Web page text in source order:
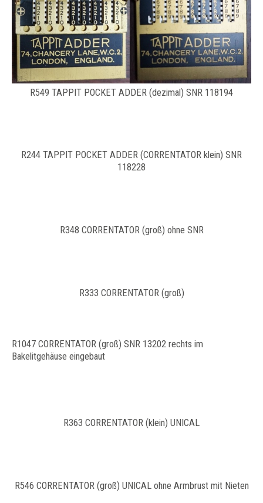
R549 TAPPIT POCKET ADDER (dezimal) SNR 118194
R244 TAPPIT POCKET ADDER (CORRENTATOR klein) SNR
118228
R348 CORRENTATOR (groß) ohne SNR
R333 CORRENTATOR (groß)
R1047 CORRENTATOR (groß) SNR 13202 rechts im
Bakelitgehäuse eingebaut
R363 CORRENTATOR (klein) UNICAL
R546 CORRENTATOR (groß) UNICAL ohne Armbrust mit Nieten